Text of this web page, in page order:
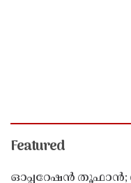
Featured
ഓപ്പറേഷൻ തൂഫാൻ;